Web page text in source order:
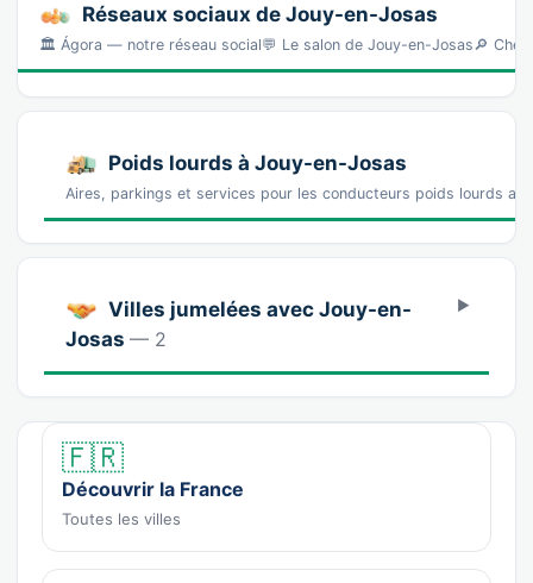
Réseaux sociaux de Jouy-en-Josas
🏛️ Ágora — notre réseau social💬 Le salon de Jouy-en-Josas🔎
Poids lourds à Jouy-en-Josas
Aires, parkings et services pour les conducteurs poids lourds
Villes jumelées avec Jouy-en-
Josas — 2
🇫🇷
Découvrir la France
Toutes les villes